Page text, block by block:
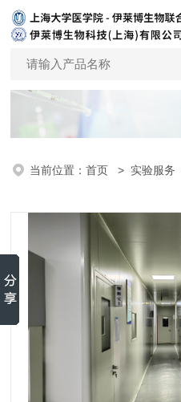
当前位置：首页 > 实验服务